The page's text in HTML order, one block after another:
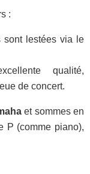
:
sont lestées via le
qualité,
de concert.
et sommes en
P (comme piano),